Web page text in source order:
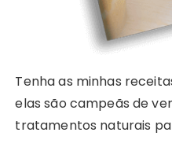
Tenha as minhas
elas são campeãs de
tratamentos naturais